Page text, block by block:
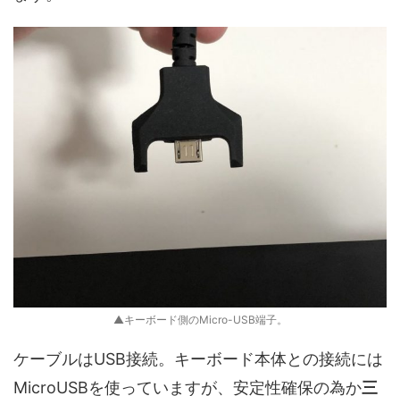
▲キーボード側のMicro-USB端子。
ケーブルはUSB接続。キーボード本体との接続には
MicroUSBを使っていますが、安定性確保の為か三